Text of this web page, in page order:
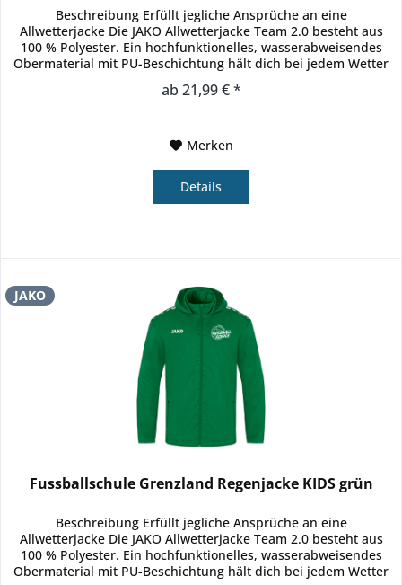
Beschreibung Erfüllt jegliche Ansprüche an eine
Allwetterjacke Die JAKO Allwetterjacke Team 2.0 besteht aus
100 % Polyester. Ein hochfunktionelles, wasserabweisendes
Obermaterial mit PU-Beschichtung hält dich bei jedem Wetter
ab 21,99 € *
Merken
Details
JAKO
Fussballschule Grenzland Regenjacke KIDS grün
Beschreibung Erfüllt jegliche Ansprüche an eine
Allwetterjacke Die JAKO Allwetterjacke Team 2.0 besteht aus
100 % Polyester. Ein hochfunktionelles, wasserabweisendes
Obermaterial mit PU-Beschichtung hält dich bei jedem Wetter